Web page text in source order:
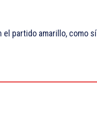
el partido amarillo, como sí